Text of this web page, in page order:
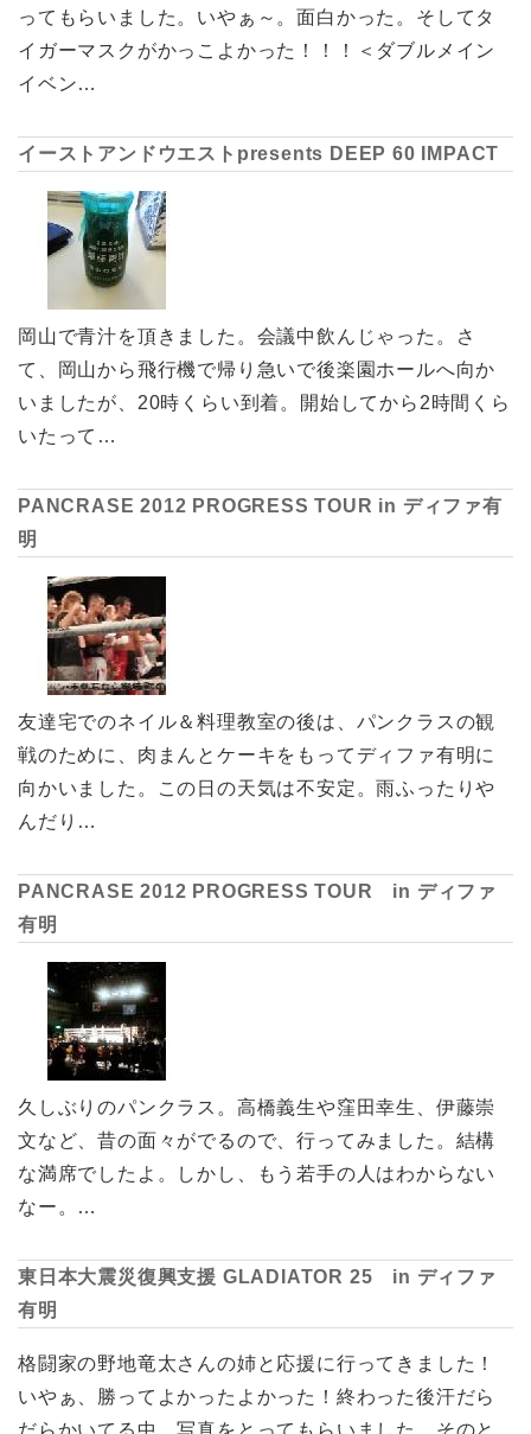
ってもらいました。いやぁ～。面白かった。そしてタ
イガーマスクがかっこよかった！！！＜ダブルメイン
イベン…
イーストアンドウエストpresents DEEP 60 IMPACT
岡山で青汁を頂きました。会議中飲んじゃった。さ
て、岡山から飛行機で帰り急いで後楽園ホールへ向か
いましたが、20時くらい到着。開始してから2時間くら
いたって…
PANCRASE 2012 PROGRESS TOUR in ディファ有
明
友達宅でのネイル＆料理教室の後は、パンクラスの観
戦のために、肉まんとケーキをもってディファ有明に
向かいました。この日の天気は不安定。雨ふったりや
んだり…
PANCRASE 2012 PROGRESS TOUR in ディファ
有明
久しぶりのパンクラス。高橋義生や窪田幸生、伊藤崇
文など、昔の面々がでるので、行ってみました。結構
な満席でしたよ。しかし、もう若手の人はわからない
なー。…
東日本大震災復興支援 GLADIATOR 25 in ディファ
有明
格闘家の野地竜太さんの姉と応援に行ってきました！
いやぁ、勝ってよかったよかった！終わった後汗だら
だらかいてる中、写真をとってもらいました。そのと